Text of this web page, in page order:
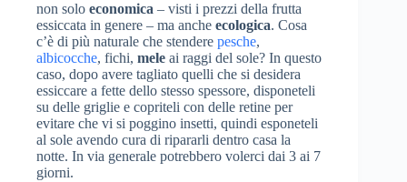
non solo economica – visti i prezzi della frutta
essiccata in genere – ma anche ecologica. Cosa
c’è di più naturale che stendere pesche,
albicocche, fichi, mele ai raggi del sole? In questo
caso, dopo avere tagliato quelli che si desidera
essiccare a fette dello stesso spessore, disponeteli
su delle griglie e copriteli con delle retine per
evitare che vi si poggino insetti, quindi esponeteli
al sole avendo cura di ripararli dentro casa la
notte. In via generale potrebbero volerci dai 3 ai 7
giorni.